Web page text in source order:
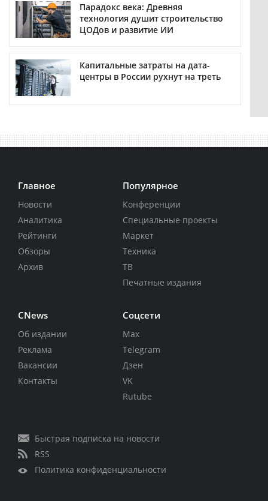
Парадокс века: Древняя
технология душит строительство
ЦОДов и развитие ИИ
Капитальные затраты на дата-
центры в России рухнут на треть
Главное
Новости
Аналитика
Рейтинги
Обзоры
Архив
Популярное
Конференции
Специальные проекты
Маркет
Техника
ТВ
Печатные издания
CNews
Об издании
Реклама
Вакансии
Контакты
Соцсети
Max
Telegram
Дзен
VK
Rutube
Быстрая подписка на новости
RSS
Политика конфиденциальности